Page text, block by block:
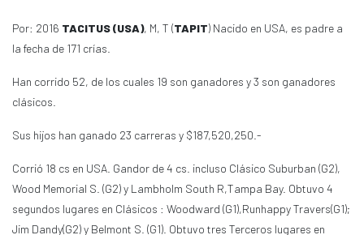
Por: 2016 TACITUS (USA), M, T (TAPIT) Nacido en USA, es padre a
la fecha de 171 crías.
Han corrido 52, de los cuales 19 son ganadores y 3 son ganadores
clásicos.
Sus hijos han ganado 23 carreras y $187,520,250.-
Corrió 18 cs en USA. Gandor de 4 cs. incluso Clásico Suburban (G2),
Wood Memorial S. (G2) y Lambholm South R,Tampa Bay. Obtuvo 4
segundos lugares en Clásicos : Woodward (G1),Runhappy Travers(G1);
Jim Dandy(G2) y Belmont S. (G1). Obtuvo tres Terceros lugares en